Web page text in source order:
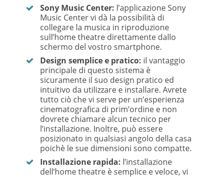
Sony Music Center: l’applicazione Sony
Music Center vi dà la possibilità di
collegare la musica in riproduzione
sull’home theatre direttamente dallo
schermo del vostro smartphone.
Design semplice e pratico: il vantaggio
principale di questo sistema è
sicuramente il suo design pratico ed
intuitivo da utilizzare e installare. Avrete
tutto ciò che vi serve per un’esperienza
cinematografica di prim’ordine e non
dovrete chiamare alcun tecnico per
l’installazione. Inoltre, può essere
posizionato in qualsiasi angolo della casa
poichè le sue dimensioni sono compatte.
Installazione rapida: l’installazione
dell’home theatre è semplice e veloce, vi